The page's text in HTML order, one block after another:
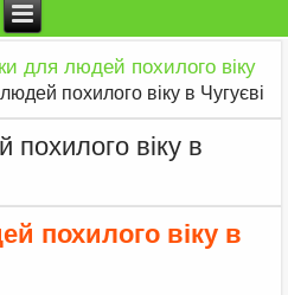
для людей похилого віку
похилого віку в Чугуєві
віку в
похилого віку в